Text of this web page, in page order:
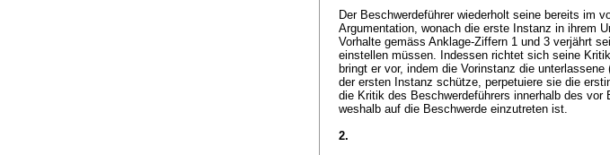
Der Beschwerdeführer wiederholt seine bereits im
Argumentation, wonach die erste Instanz in ihrem
Vorhalte gemäss Anklage-Ziffern 1 und 3 verjährt
einstellen müssen. Indessen richtet sich seine
bringt er vor, indem die Vorinstanz die
der ersten Instanz schütze, perpetuiere sie die
die Kritik des Beschwerdeführers innerhalb des
weshalb auf die Beschwerde einzutreten ist.
2.